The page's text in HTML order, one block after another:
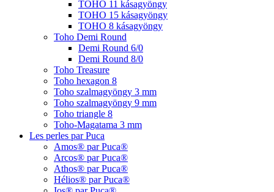
TOHO 11 kásagyöngy
TOHO 15 kásagyöngy
TOHO 8 kásagyöngy
Toho Demi Round
Demi Round 6/0
Demi Round 8/0
Toho Treasure
Toho hexagon 8
Toho szalmagyöngy 3 mm
Toho szalmagyöngy 9 mm
Toho triangle 8
Toho-Magatama 3 mm
Les perles par Puca
Amos® par Puca®
Arcos® par Puca®
Athos® par Puca®
Hélios® par Puca®